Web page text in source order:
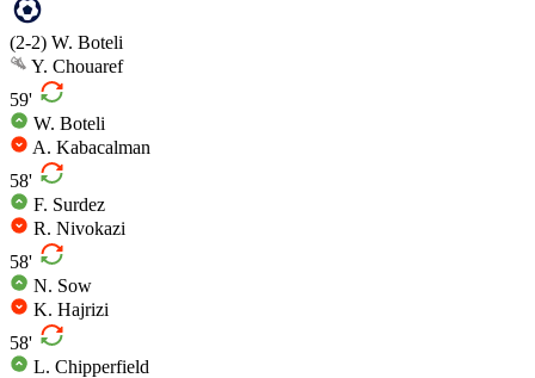
(2-2) W. Boteli
Y. Chouaref
59'
W. Boteli
A. Kabacalman
58'
F. Surdez
R. Nivokazi
58'
N. Sow
K. Hajrizi
58'
L. Chipperfield